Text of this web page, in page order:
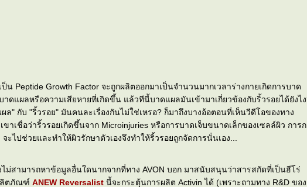
เป็น Peptide Growth Factor จะถูกผลิตออกมาเป็นจำนวนมากเวลาร่างกายเกิดการบาด
มเสียหายที่เกิดขึ้น แล้วทีนี้บาดแผลมันเข้ามาเกี่ยวข้องกับริ้วรอยได้ยังไง?
วรอย" มันคนละเรื่องกันไม่ใช่เหรอ? ก็มาถึงบางอ้อตอนที่เห็นวีดีโอของทาง
เขาเชื่อว่าริ้วรอยเกิดขึ้นจาก Microinjuries หรือการบาดเจ็บขนาดเล็กของเซลล์ผิว การก
ะไปช่วยและทำให้ผิวรักษาตัวเองจึงทำให้ริ้วรอยถูกจัดการนั่นเอง...
ไม่สามารถหาข้อมูลอื่นใดนากจากที่ทาง AVON บอก มาสนับสนุนว่าสารสกัดที่เป็นฮีโร่
ลิตภัณฑ์ ANEW Reversalist นี้จะกระตุ้นการผลิต Activin ได้ (เพราะถามทาง R&D ของ